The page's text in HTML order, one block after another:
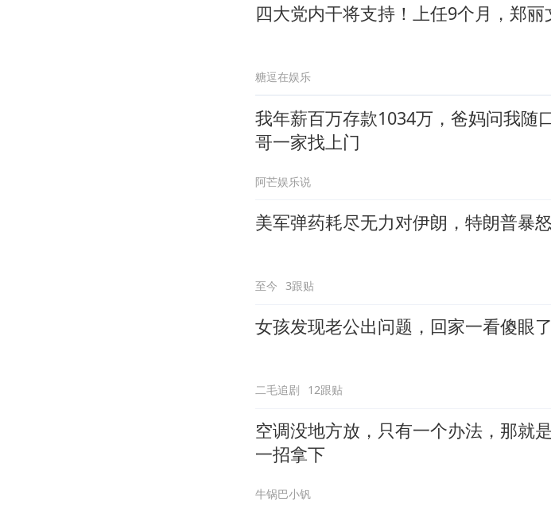
四大党内干将支持！上任9个月，郑丽
糖逗在娱乐
我年薪百万存款1034万，爸妈问我随
哥一家找上门
阿芒娱乐说
美军弹药耗尽无力对伊朗，特朗普暴
至今 3跟贴
女孩发现老公出问题，回家一看傻眼了
二毛追剧 12跟贴
空调没地方放，只有一个办法，那就
一招拿下
牛锅巴小钒